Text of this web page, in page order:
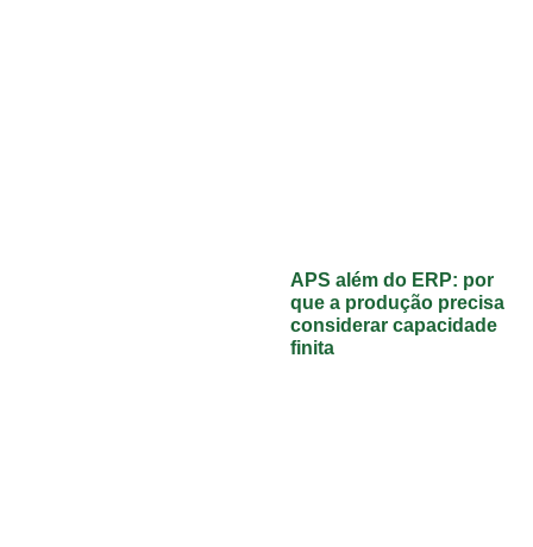
APS além do ERP: por
que a produção precisa
considerar capacidade
finita